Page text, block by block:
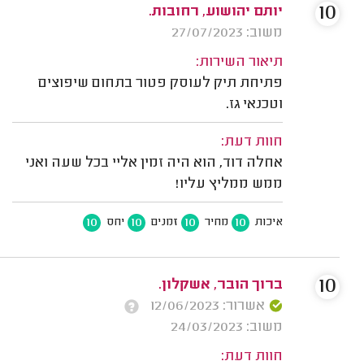
יותם יהושוע, רחובות.
משוב: 27/07/2023
תיאור השירות:
פתיחת תיק לעוסק פטור בתחום שיפוצים
וטכנאי גז.
חוות דעת:
אחלה דוד, הוא היה זמין אליי בכל שעה ואני
ממש ממליץ עליו!
איכות 10 מחיר 10 זמנים 10 יחס 10
10
ברוך הובר, אשקלון.
אשרור: 12/06/2023
משוב: 24/03/2023
חוות דעת:
10